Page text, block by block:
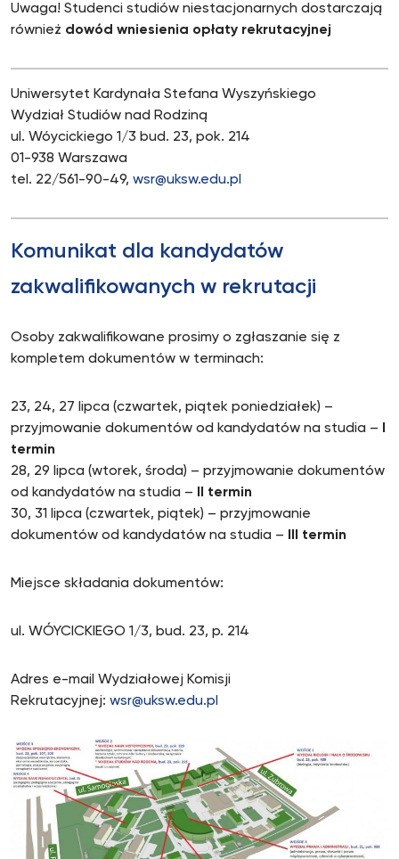
Uwaga! Studenci studiów niestacjonarnych dostarczają
również dowód wniesienia opłaty rekrutacyjnej
Uniwersytet Kardynała Stefana Wyszyńskiego
Wydział Studiów nad Rodziną
ul. Wóycickiego 1/3 bud. 23, pok. 214
01-938 Warszawa
tel. 22/561-90-49, wsr@uksw.edu.pl
Komunikat dla kandydatów
zakwalifikowanych w rekrutacji
Osoby zakwalifikowane prosimy o zgłaszanie się z
kompletem dokumentów w terminach:
23, 24, 27 lipca (czwartek, piątek poniedziałek) –
przyjmowanie dokumentów od kandydatów na studia –
termin
28, 29 lipca (wtorek, środa) – przyjmowanie dokumentów
od kandydatów na studia –
II termin
30, 31 lipca (czwartek, piątek) – przyjmowanie
dokumentów od kandydatów na studia –
III termin
Miejsce składania dokumentów:
ul. WÓYCICKIEGO 1/3, bud. 23, p. 214
Adres e-mail Wydziałowej Komisji
Rekrutacyjnej: wsr@uksw.edu.pl